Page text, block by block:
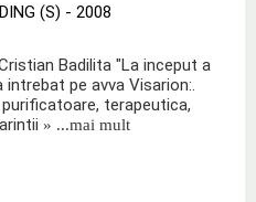
(S) - 2008
Badilita "La inceput a
pe avva Visarion:.
terapeutica,
» ...mai mult